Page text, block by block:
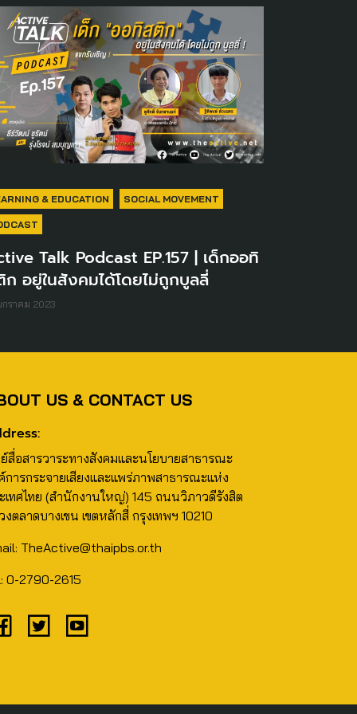
& EDUCATION SOCIAL MOVEMENT
Talk Podcast EP.157 | เด็กออทิ
อยู่ในสังคมได้โดยไม่ถูกบูลลี่
กราคม 2023
US & CONTACT US
สื่อสารวาระทางสังคมและนโยบายสาธารณะ
การกระจายเสียงและแพร่ภาพสาธารณะแห่ง
เทศไทย (สำนักงานใหญ่) 145 ถนนวิภาวดีรังสิต
งตลาดบางเขน เขตหลักสี่ กรุงเทพฯ 10210
TheActive@thaipbs.or.th
0-2790-2615